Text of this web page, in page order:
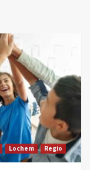
Lochem Regio